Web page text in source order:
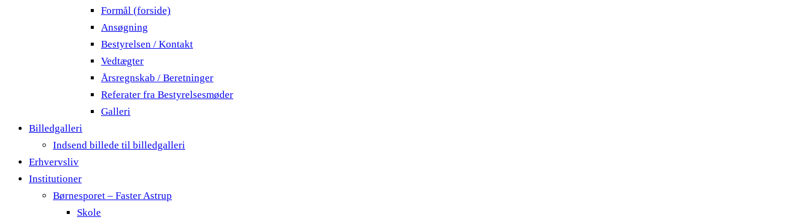
Formål (forside)
Ansøgning
Bestyrelsen / Kontakt
Vedtægter
Årsregnskab / Beretninger
Referater fra Bestyrelsesmøder
Galleri
Billedgalleri
Indsend billede til billedgalleri
Erhvervsliv
Institutioner
Børnesporet – Faster Astrup
Skole